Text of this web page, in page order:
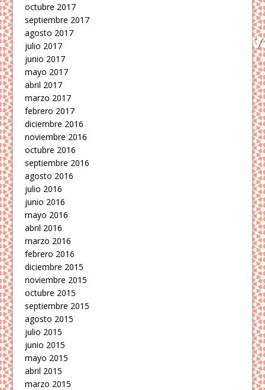
octubre 2017
septiembre 2017
agosto 2017
julio 2017
junio 2017
mayo 2017
abril 2017
marzo 2017
febrero 2017
diciembre 2016
noviembre 2016
octubre 2016
septiembre 2016
agosto 2016
julio 2016
junio 2016
mayo 2016
abril 2016
marzo 2016
febrero 2016
diciembre 2015
noviembre 2015
octubre 2015
septiembre 2015
agosto 2015
julio 2015
junio 2015
mayo 2015
abril 2015
marzo 2015